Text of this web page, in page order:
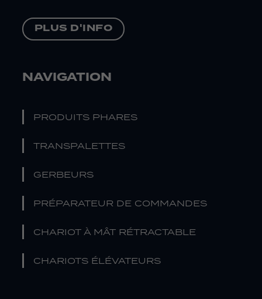
PLUS D'INFO
NAVIGATION
PRODUITS PHARES
TRANSPALETTES
GERBEURS
PRÉPARATEUR DE COMMANDES
CHARIOT À MÂT RÉTRACTABLE
CHARIOTS ÉLÉVATEURS